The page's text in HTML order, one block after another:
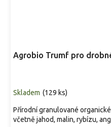
Agrobio Trumf pro
Skladem (129 ks)
Přírodní granulované
včetně jahod, malin, rybízu,